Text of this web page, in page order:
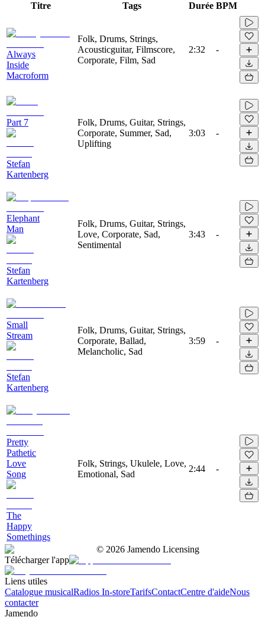
Titre Tags Durée BPM
Always
Inside
Macroform
Folk, Drums, Strings,
Acousticguitar, Filmscore,
Corporate, Film, Sad
2:32 -
Part 7
Stefan
Kartenberg
Folk, Drums, Guitar, Strings,
Corporate, Summer, Sad,
Uplifting
3:03 -
Elephant
Man
Stefan
Kartenberg
Folk, Drums, Guitar, Strings,
Love, Corporate, Sad,
Sentimental
3:43 -
Small
Stream
Stefan
Kartenberg
Folk, Drums, Guitar, Strings,
Corporate, Ballad,
Melancholic, Sad
3:59 -
Pretty
Pathetic
Love
Song
The
Happy
Somethings
Folk, Strings, Ukulele, Love,
Emotional, Sad
2:44 -
© 2026 Jamendo Licensing
Télécharger l'app
Liens utiles
Catalogue musicalRadios In-storeTarifsContactCentre d'aideNous
contacter
Jamendo